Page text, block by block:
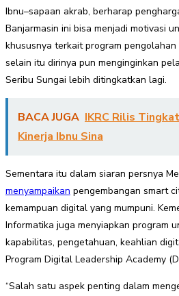
Ibnu–sapaan akrab, berharap
Banjarmasin ini bisa menjadi motivasi
khususnya terkait program
selain itu dirinya pun menginginkan
Seribu Sungai lebih ditingkatkan lagi.
BACA JUGA IKRC Rilis
Kinerja Ibnu Sina
Sementara itu dalam siaran persnya
menyampaikan pengembangan smart
kemampuan digital yang mumpuni.
Informatika juga menyiapkan program
kapabilitas, pengetahuan, keahlian
Program Digital Leadership Academy
“Salah satu aspek penting dalam